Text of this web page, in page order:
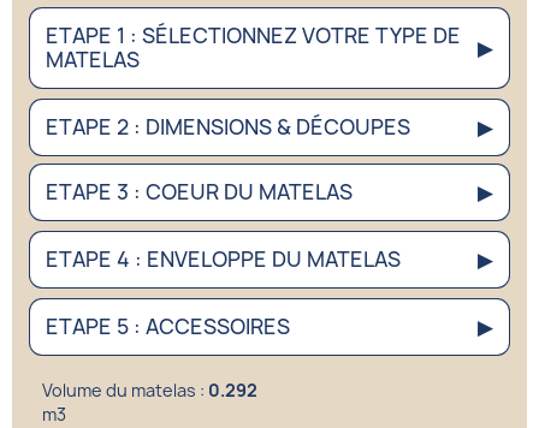
ETAPE 1 : SÉLECTIONNEZ VOTRE TYPE DE
MATELAS
▶
ETAPE 2 : DIMENSIONS & DÉCOUPES ▶
ETAPE 3 : COEUR DU MATELAS ▶
ETAPE 4 : ENVELOPPE DU MATELAS ▶
ETAPE 5 : ACCESSOIRES ▶
Volume du matelas : 0.292
m3